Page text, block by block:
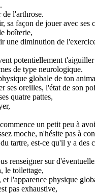
de l'arthrose.
sa façon de jouer avec ses
boîterie,
une diminution de
potentiellement
de type neurologique.
globale de ton
ses oreilles, l'état de son
quatre pattes,
un petit peu à
moche, n'hésite pas à
tartre, est-ce qu'il y a des
renseigner sur
le toilettage,
l'apparence physique
pas exhaustive,